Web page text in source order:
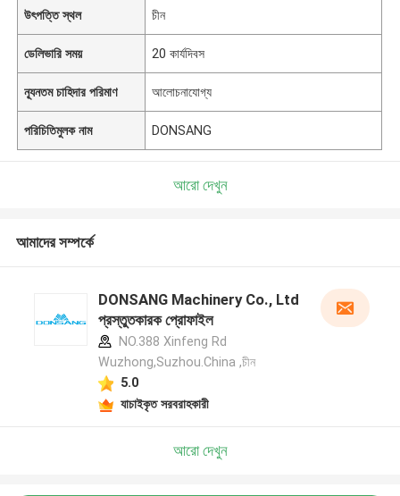
উৎপত্তি স্থল চীন
ডেলিভারি সময় 20 কার্যদিবস
ন্যূনতম চাহিদার পরিমাণ আলোচনাযোগ্য
পরিচিতিমুলক নাম DONSANG
আরো দেখুন
আমাদের সম্পর্কে
DONSANG Machinery Co., Ltd
প্রস্তুতকারক প্রোফাইল
NO.388 Xinfeng Rd
Wuzhong,Suzhou.China ,চীন
5.0
যাচাইকৃত সরবরাহকারী
আরো দেখুন